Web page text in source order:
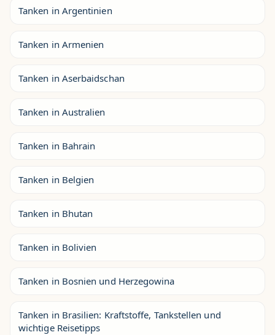
Tanken in Argentinien
Tanken in Armenien
Tanken in Aserbaidschan
Tanken in Australien
Tanken in Bahrain
Tanken in Belgien
Tanken in Bhutan
Tanken in Bolivien
Tanken in Bosnien und Herzegowina
Tanken in Brasilien: Kraftstoffe, Tankstellen und
wichtige Reisetipps